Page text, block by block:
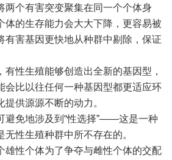
两个有害突变聚集在同一个个体身
体的生存能力会大大下降，更容易被
有害基因更快地从种群中剔除，保证
性生殖能够创造出全新的基因型，
会比以往任何一种基因型都更适应环
供源源不断的动力。
避免地涉及到“性选择”——这是一种
性生殖种群中所不存在的。
雄性个体为了争夺与雌性个体的交配